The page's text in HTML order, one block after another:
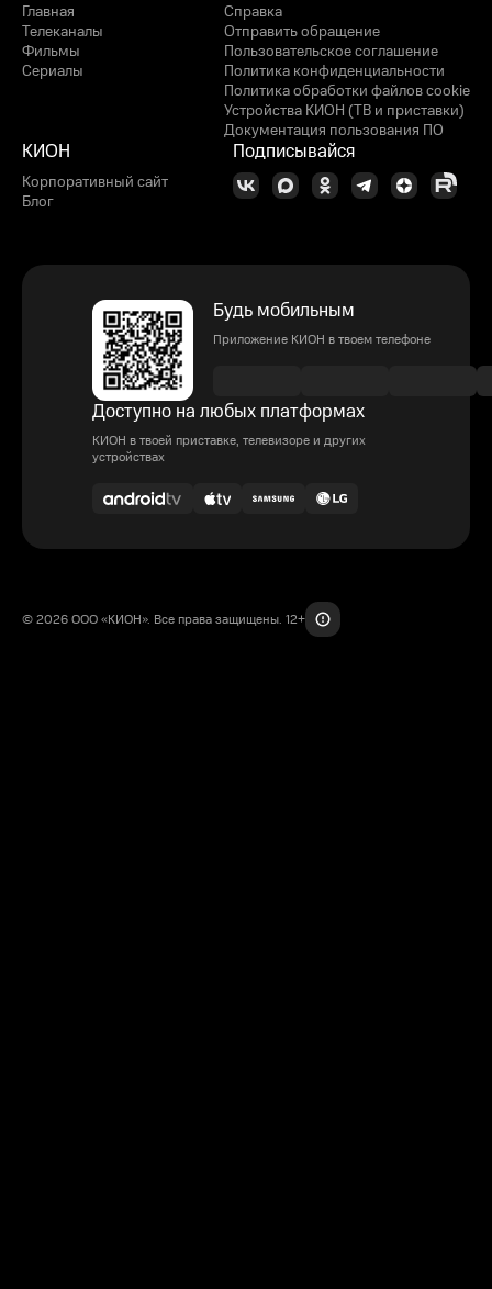
Главная
Телеканалы
Фильмы
Сериалы
Справка
Отправить обращение
Пользовательское соглашение
Политика конфиденциальности
Политика обработки файлов cookie
Устройства КИОН (ТВ и приставки)
Документация пользования ПО
КИОН
Корпоративный сайт
Блог
Подписывайся
Будь мобильным
Приложение КИОН в твоем телефоне
Доступно на любых платформах
КИОН в твоей приставке, телевизоре и других
устройствах
© 2026 ООО «КИОН». Все права защищены. 12+